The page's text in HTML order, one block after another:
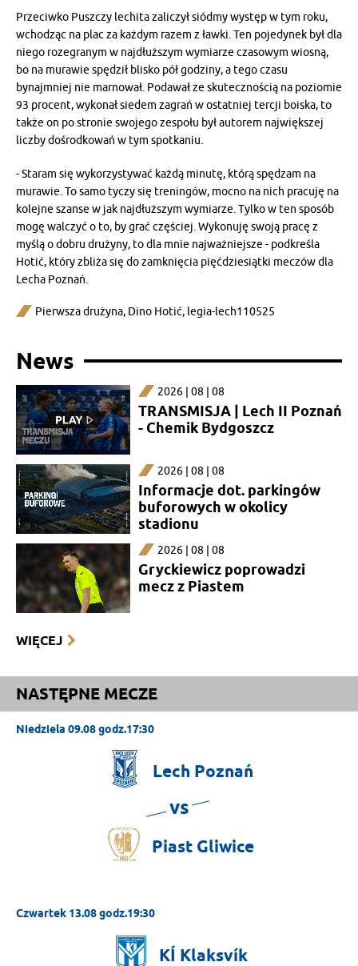
Przeciwko Puszczy lechita zaliczył siódmy występ w tym roku,
wchodząc na plac za każdym razem z ławki. Ten pojedynek był dla
niego rozegranym w najdłuższym wymiarze czasowym wiosną,
bo na murawie spędził blisko pół godziny, a tego czasu
bynajmniej nie marnował. Podawał ze skutecznością na poziomie
93 procent, wykonał siedem zagrań w ostatniej tercji boiska, to
także on po stronie swojego zespołu był autorem największej
liczby dośrodkowań w tym spotkaniu.
- Staram się wykorzystywać każdą minutę, którą spędzam na
murawie. To samo tyczy się treningów, mocno na nich pracuję na
kolejne szanse w jak najdłuższym wymiarze. Tylko w ten sposób
mogę walczyć o to, by grać częściej. Wykonuję swoją pracę z
myślą o dobru drużyny, to dla mnie najważniejsze - podkreśla
Hotić, który zbliża się do zamknięcia pięćdziesiątki meczów dla
Lecha Poznań.
Pierwsza drużyna, Dino Hotić, legia-lech110525
News
2026 | 08 | 08
TRANSMISJA | Lech II Poznań
- Chemik Bydgoszcz
2026 | 08 | 08
Informacje dot. parkingów
buforowych w okolicy
stadionu
2026 | 08 | 08
Gryckiewicz poprowadzi
mecz z Piastem
WIĘCEJ
NASTĘPNE MECZE
Niedziela 09.08 godz.17:30
Lech Poznań
vs
Piast Gliwice
Czwartek 13.08 godz.19:30
KÍ Klaksvík